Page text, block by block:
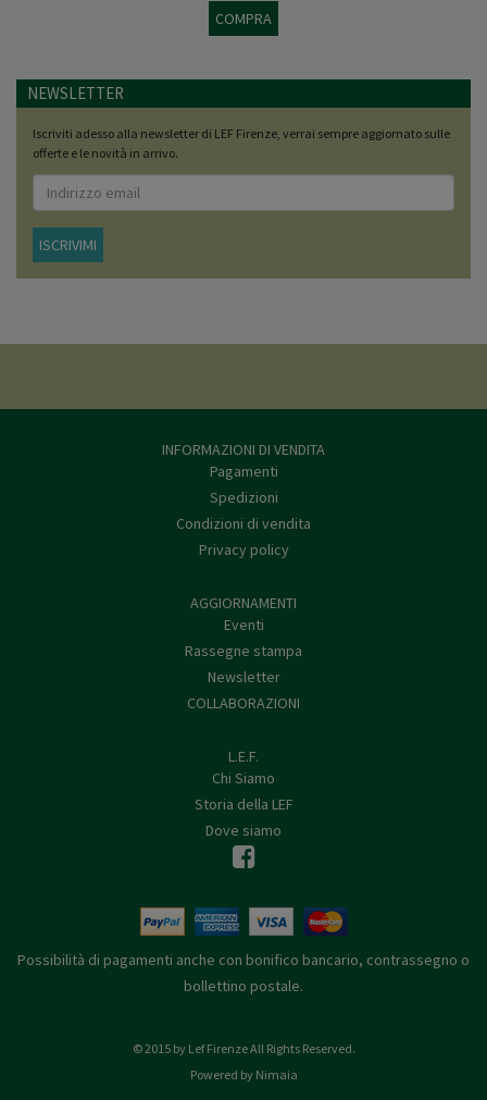
COMPRA
NEWSLETTER
Iscriviti adesso alla newsletter di LEF Firenze, verrai sempre aggiornato sulle
offerte e le novità in arrivo.
ISCRIVIMI
INFORMAZIONI DI VENDITA
Pagamenti
Spedizioni
Condizioni di vendita
Privacy policy
AGGIORNAMENTI
Eventi
Rassegne stampa
Newsletter
COLLABORAZIONI
L.E.F.
Chi Siamo
Storia della LEF
Dove siamo
Possibilità di pagamenti anche con bonifico bancario, contrassegno o
bollettino postale.
© 2015 by Lef Firenze All Rights Reserved.
Powered by Nimaia